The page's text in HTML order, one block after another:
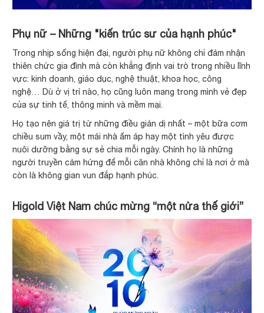
Phụ nữ – Những "kiến trúc sư của hạnh phúc"
Trong nhịp sống hiện đại, người phụ nữ không chỉ đảm nhận
thiên chức gia đình mà còn khẳng định vai trò trong nhiều lĩnh
vực: kinh doanh, giáo dục, nghệ thuật, khoa học, công
nghệ… Dù ở vị trí nào, họ cũng luôn mang trong mình vẻ đẹp
của sự tinh tế, thông minh và mềm mại.
Họ tạo nên giá trị từ những điều giản dị nhất – một bữa cơm
chiều sum vầy, một mái nhà ấm áp hay một tình yêu được
nuôi dưỡng bằng sự sẻ chia mỗi ngày. Chính họ là những
người truyền cảm hứng để mỗi căn nhà không chỉ là nơi ở mà
còn là không gian vun đắp hạnh phúc.
Higold Việt Nam chúc mừng “một nửa thế giới”